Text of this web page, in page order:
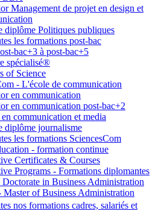
Management de projet en design et
diplôme Politiques publiques
les formations post-bac
bac+3 à post-bac+5
spécialisé®
of Science
- L'école de communication
en communication
en communication post-bac+2
communication et media
diplôme journalisme
les formations SciencesCom
- formation continue
Certificates & Courses
Programs - Formations diplomantes
in Business Administration
of Business Administration
nos formations cadres, salariés et